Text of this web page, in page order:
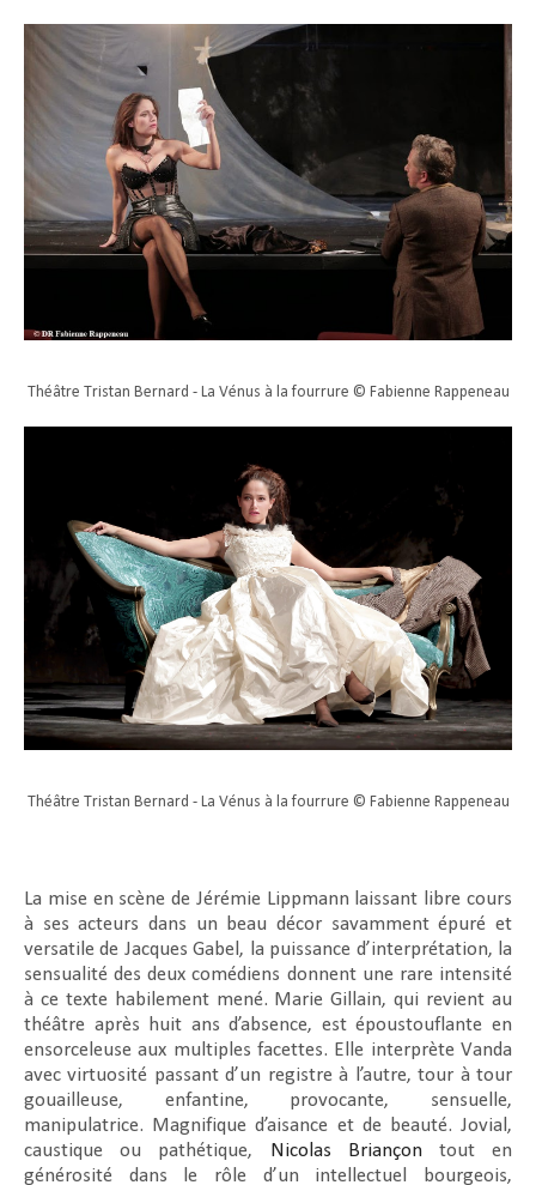
Théâtre Tristan Bernard - La Vénus à la fourrure © Fabienne Rappeneau
Théâtre Tristan Bernard - La Vénus à la fourrure © Fabienne Rappeneau
La mise en scène de Jérémie Lippmann laissant libre cours
à ses acteurs dans un beau décor savamment épuré et
versatile de Jacques Gabel, la puissance d’interprétation, la
sensualité des deux comédiens donnent une rare intensité
à ce texte habilement mené. Marie Gillain, qui revient au
théâtre après huit ans d’absence, est époustouflante en
ensorceleuse aux multiples facettes. Elle interprète Vanda
avec virtuosité passant d’un registre à l’autre, tour à tour
gouailleuse, enfantine, provocante, sensuelle,
manipulatrice. Magnifique d’aisance et de beauté. Jovial,
caustique ou pathétique,
Nicolas Briançontout en
générosité dans le rôle d’un intellectuel bourgeois,